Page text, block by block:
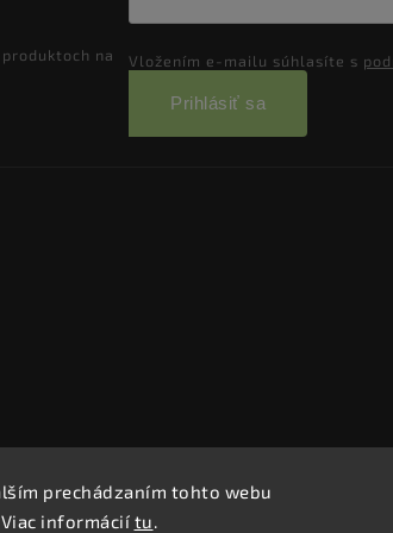
prechádzaním tohto webu
informácií tu.
na
Vložením e-mailu súhlasíte s
Prihlásiť sa
Záhradníctvo KaK